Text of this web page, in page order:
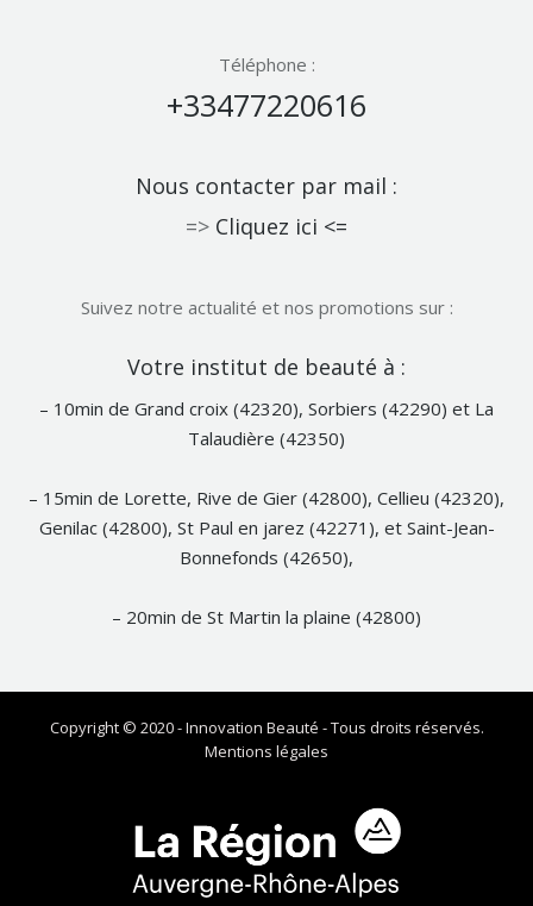
Téléphone :
+33477220616
Nous contacter par mail :
=> Cliquez ici <=
Suivez notre actualité et nos promotions sur :
Notre
Facebook
Votre institut de beauté à :
– 10min de Grand croix (42320), Sorbiers (42290) et La
Talaudière (42350)
– 15min de Lorette, Rive de Gier (42800), Cellieu (42320),
Genilac (42800), St Paul en jarez (42271), et Saint-Jean-
Bonnefonds (42650),
– 20min de St Martin la plaine (42800)
Copyright © 2020 - Innovation Beauté - Tous droits réservés.
Mentions légales